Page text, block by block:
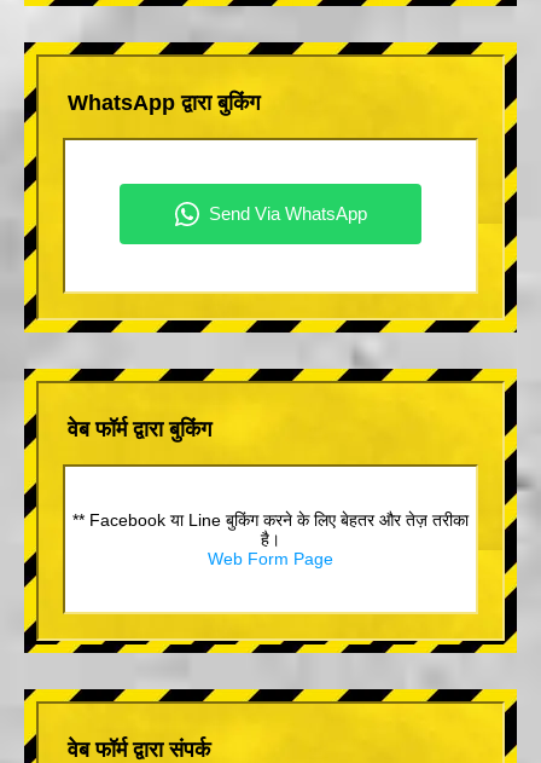
WhatsApp द्वारा बुकिंग
वेब फॉर्म द्वारा बुकिंग
** Facebook या Line बुकिंग करने के लिए बेहतर और तेज़ तरीका
है।
Web Form Page
वेब फॉर्म द्वारा संपर्क